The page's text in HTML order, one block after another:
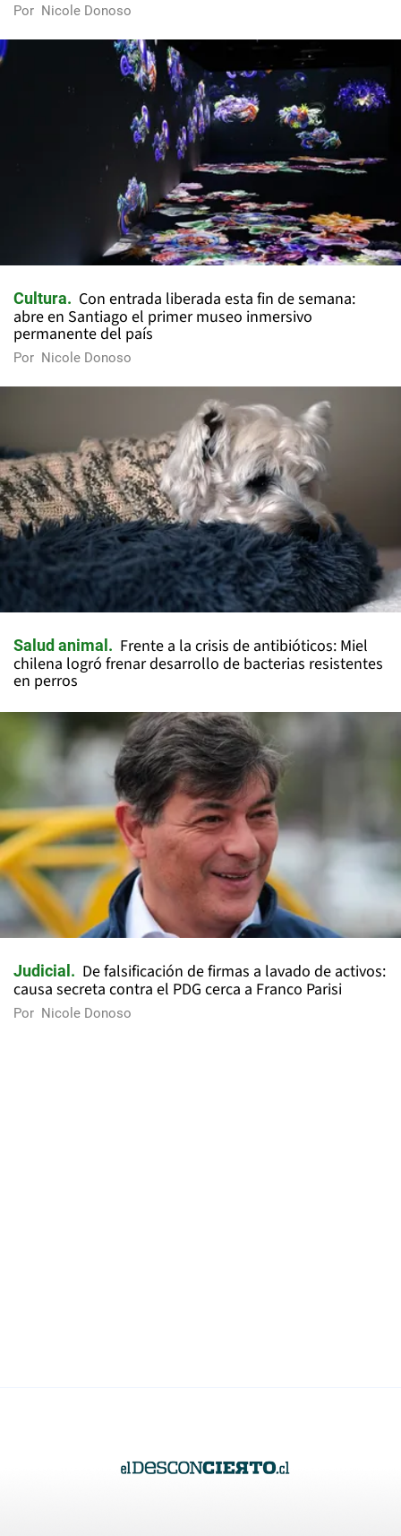
Por Nicole Donoso
Cultura
Con entrada liberada esta fin de semana:
abre en Santiago el primer museo inmersivo
permanente del país
Por Nicole Donoso
Salud animal
Frente a la crisis de antibióticos: Miel
chilena logró frenar desarrollo de bacterias resistentes
en perros
Judicial
De falsificación de firmas a lavado de activos:
causa secreta contra el PDG cerca a Franco Parisi
Por Nicole Donoso